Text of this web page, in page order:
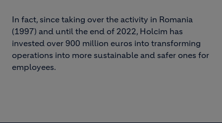
In fact, since taking over the activity in Romania
(1997) and until the end of 2022, Holcim has
invested over 900 million euros into transforming
operations into more sustainable and safer ones for
employees.